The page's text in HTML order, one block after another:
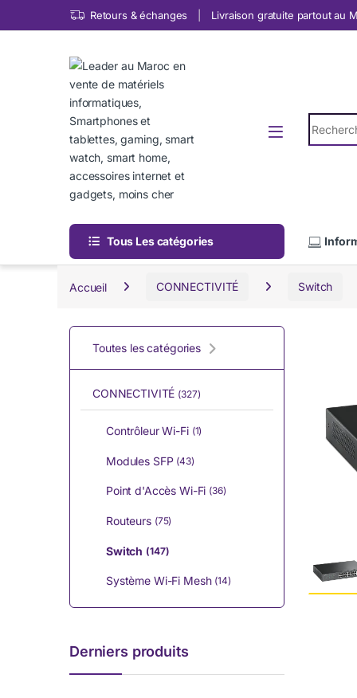
Skip to navigation
Skip to content Retours & échanges Livraison gratuite partout au
Search
Tous Les catégories
Accueil CONNECTIVITÉ Switch
Toutes les catégories
CONNECTIVITÉ (327)
Contrôleur Wi-Fi (1)
Modules SFP (43)
Point d'Accès Wi-Fi (36)
Routeurs (75)
Switch (147)
Système Wi-Fi Mesh (14)
Derniers produits